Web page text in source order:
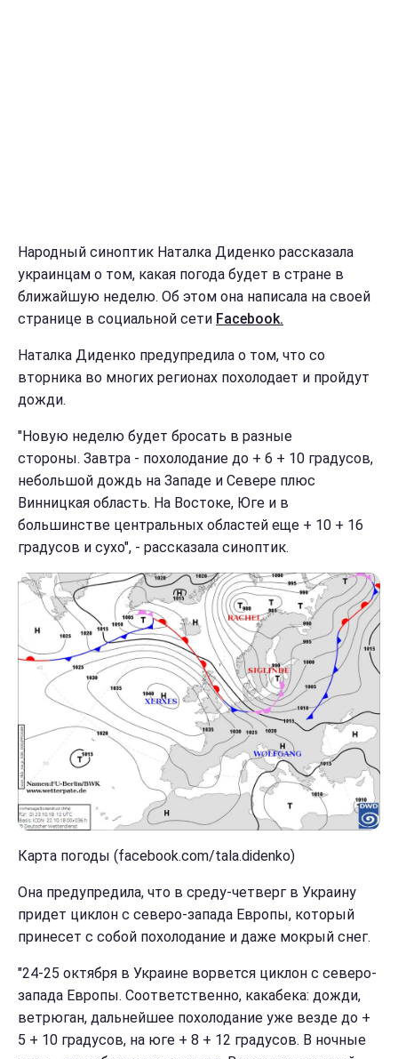
Народный синоптик Наталка Диденко рассказала
украинцам о том, какая погода будет в стране в
ближайшую неделю. Об этом она написала на своей
странице в социальной сети Facebook.
Наталка Диденко предупредила о том, что со
вторника во многих регионах похолодает и пройдут
дожди.
"Новую неделю будет бросать в разные
стороны. Завтра - похолодание до + 6 + 10 градусов,
небольшой дождь на Западе и Севере плюс
Винницкая область. На Востоке, Юге и в
большинстве центральных областей еще + 10 + 16
градусов и сухо", - рассказала синоптик.
Карта погоды (facebook.com/tala.didenko)
Она предупредила, что в среду-четверг в Украину
придет циклон с северо-запада Европы, который
принесет с собой похолодание и даже мокрый снег.
"24-25 октября в Украине ворвется циклон с северо-
запада Европы. Соответственно, какабека: дожди,
ветрюган, дальнейшее похолодание уже везде до +
5 + 10 градусов, на юге + 8 + 12 градусов. В ночные